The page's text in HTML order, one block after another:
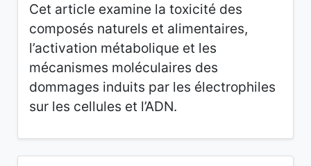
Cet article examine la toxicité des
composés naturels et alimentaires,
l’activation métabolique et les
mécanismes moléculaires des
dommages induits par les électrophiles
sur les cellules et l’ADN.